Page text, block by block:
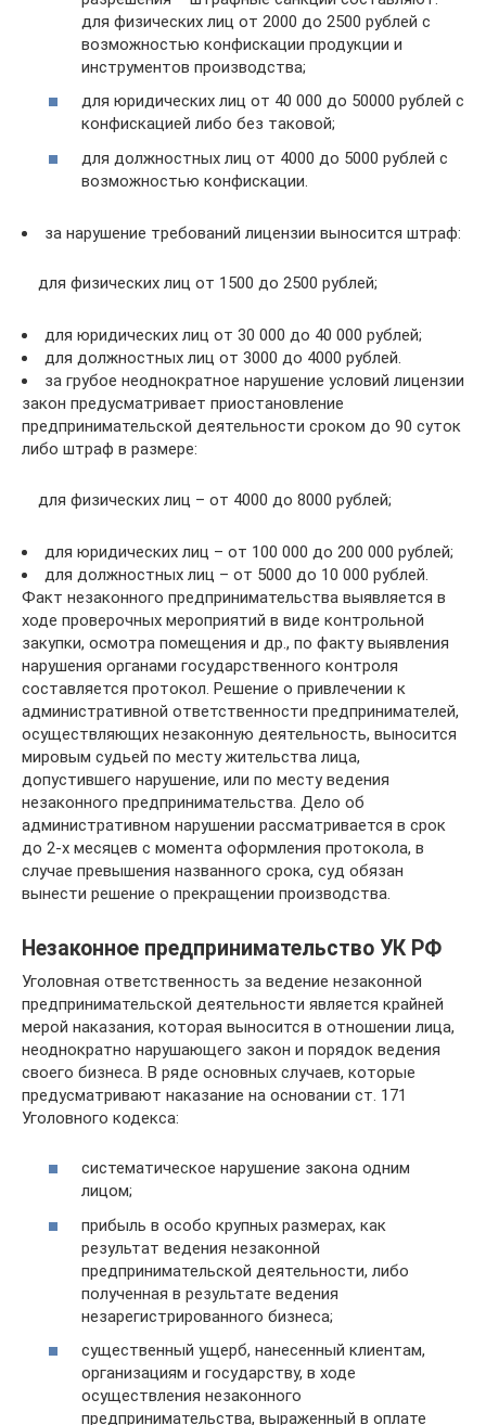
для физических лиц от 2000 до 2500 рублей с
возможностью конфискации продукции и
инструментов производства;
для юридических лиц от 40 000 до 50000 рублей с
конфискацией либо без таковой;
для должностных лиц от 4000 до 5000 рублей с
возможностью конфискации.
за нарушение требований лицензии выносится штраф:
для физических лиц от 1500 до 2500 рублей;
для юридических лиц от 30 000 до 40 000 рублей;
для должностных лиц от 3000 до 4000 рублей.
за грубое неоднократное нарушение условий лицензии
закон предусматривает приостановление
предпринимательской деятельности сроком до 90 суток
либо штраф в размере:
для физических лиц – от 4000 до 8000 рублей;
для юридических лиц – от 100 000 до 200 000 рублей;
для должностных лиц – от 5000 до 10 000 рублей.
Факт незаконного предпринимательства выявляется в
ходе проверочных мероприятий в виде контрольной
закупки, осмотра помещения и др., по факту выявления
нарушения органами государственного контроля
составляется протокол. Решение о привлечении к
административной ответственности предпринимателей,
осуществляющих незаконную деятельность, выносится
мировым судьей по месту жительства лица,
допустившего нарушение, или по месту ведения
незаконного предпринимательства. Дело об
административном нарушении рассматривается в срок
до 2-х месяцев с момента оформления протокола, в
случае превышения названного срока, суд обязан
вынести решение о прекращении производства.
Незаконное предпринимательство УК РФ
Уголовная ответственность за ведение незаконной
предпринимательской деятельности является крайней
мерой наказания, которая выносится в отношении лица,
неоднократно нарушающего закон и порядок ведения
своего бизнеса. В ряде основных случаев, которые
предусматривают наказание на основании ст. 171
Уголовного кодекса:
систематическое нарушение закона одним
лицом;
прибыль в особо крупных размерах, как
результат ведения незаконной
предпринимательской деятельности, либо
полученная в результате ведения
незарегистрированного бизнеса;
существенный ущерб, нанесенный клиентам,
организациям и государству, в ходе
осуществления незаконного
предпринимательства, выраженный в оплате